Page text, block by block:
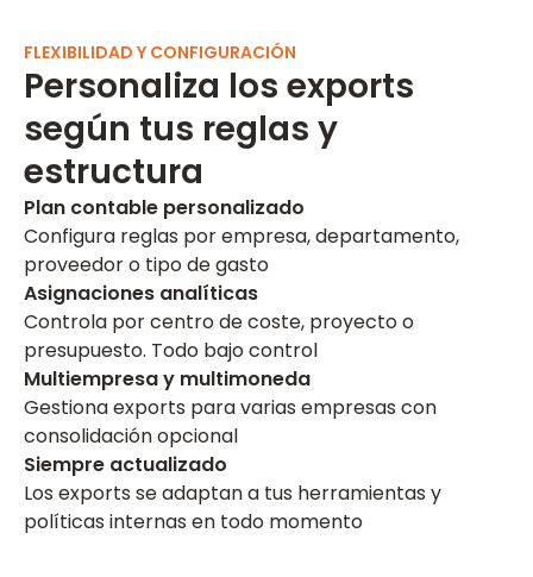
FLEXIBILIDAD Y CONFIGURACIÓN
Personaliza los exports
según tus reglas y
estructura
Plan contable personalizado
Configura reglas por empresa, departamento,
proveedor o tipo de gasto
Asignaciones analíticas
Controla por centro de coste, proyecto o
presupuesto. Todo bajo control
Multiempresa y multimoneda
Gestiona exports para varias empresas con
consolidación opcional
Siempre actualizado
Los exports se adaptan a tus herramientas y
políticas internas en todo momento